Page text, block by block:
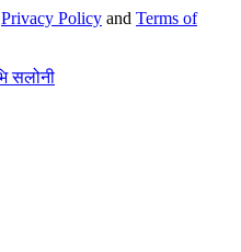
Privacy Policy and Terms of